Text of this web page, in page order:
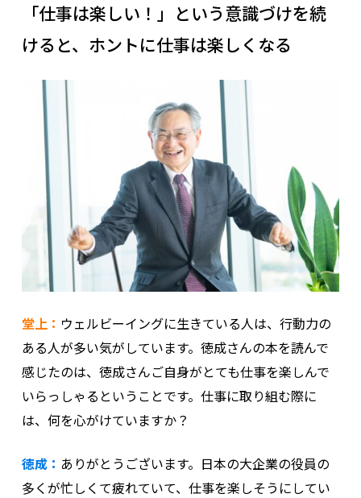
「仕事は楽しい！」という意識づけを続
けると、ホントに仕事は楽しくなる
堂上： ウェルビーイングに生きている人は、行動力の
ある人が多い気がしています。徳成さんの本を読んで
感じたのは、徳成さんご自身がとても仕事を楽しんで
いらっしゃるということです。仕事に取り組む際に
は、何を心がけていますか？
徳成： ありがとうございます。日本の大企業の役員の
多くが忙しくて疲れていて、仕事を楽しそうにしてい